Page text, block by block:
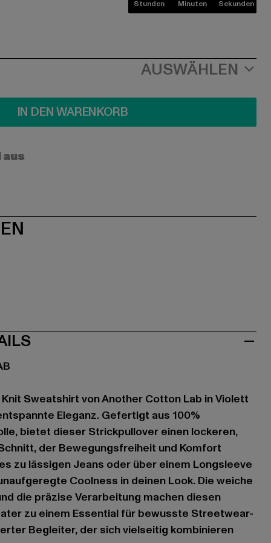
Stunden Minuten Sekunden
AUSWÄHLEN
IN DEN WARENKORB
Sweatshirt von Another Cotton Lab in Violett
Eleganz. Gefertigt aus 100%
bietet dieser Strickpullover einen lockeren,
der Bewegungsfreiheit und Komfort
zu lässigen Jeans oder über einem Longsleeve
Coolness in deinen Look. Die weiche
die präzise Verarbeitung machen diesen
zu einem Essential für bewusste Streetwear-
Begleiter, der sich vielseitig kombinieren